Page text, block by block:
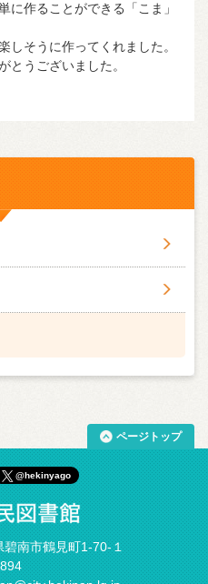
に作ることができる「こま」
しそうに作ってくれました。
とうございました。
ページトップ
@hekinyago
南市鶴見町1-70-１